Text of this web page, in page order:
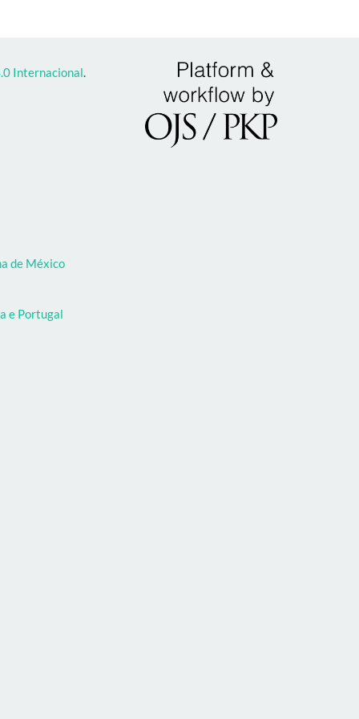
Internacional.
de México
e Portugal